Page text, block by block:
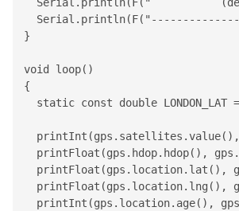
Serial .println(F("
Serial
}
void loop()
{
static const double LONDON_LAT =
printFloat(gps.hdop.hdop(),
printFloat(gps.location.lat(),
printFloat(gps.location.lng(),
printInt(gps.location.age(),